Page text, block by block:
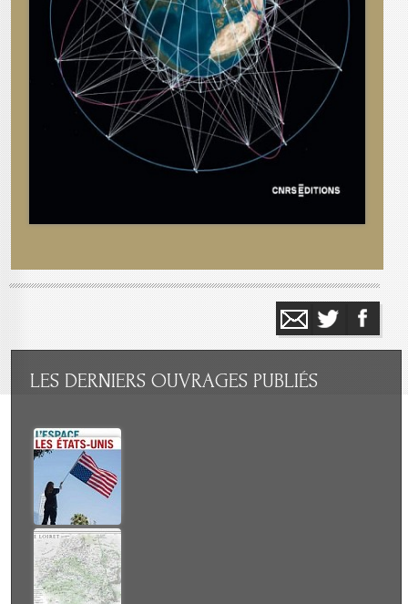
LES DERNIERS OUVRAGES PUBLIÉS